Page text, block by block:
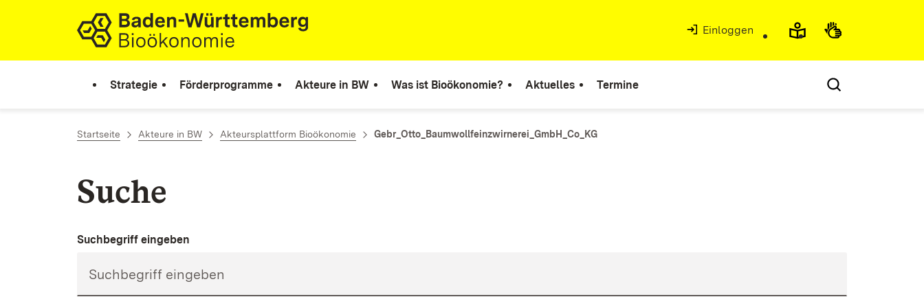
Zum Inhalt springen
Link zur Startseite
Einloggen
Strategie Förderprogramme Akteure in BW Was ist Bioökonomie? Aktuelles Termine
Startseite Akteure in BW Akteursplattform Bioökonomie Gebr_Otto_Baumwollfeinzwirnerei_GmbH_Co_KG
Suche
Suchbegriff eingeben